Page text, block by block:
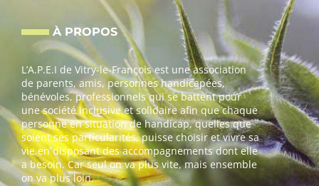
À PROPOS
L’A.P.E.I de Vitry-le-François est une association
de parents, amis, personnes handicapées,
bénévoles, professionnels qui se battent pour
une société inclusive et solidaire afin que chaque
personne en situation de handicap, quelles que
soient ses particularités, puisse choisir et vivre sa
vie en disposant des accompagnements dont elle
a besoin. Car seul on va plus vite, mais ensemble
on va plus loin.